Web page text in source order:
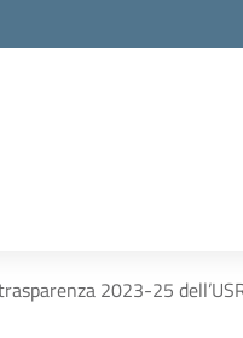
2023-25